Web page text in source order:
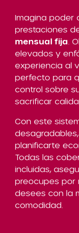
Imagina poder
prestaciones
mensual fija .
elevados y
experiencia al
perfecto para
control sobre
sacrificar
Con este
planificarte
Todas las
incluidas,
preocupes por
desees con la
comodidad.